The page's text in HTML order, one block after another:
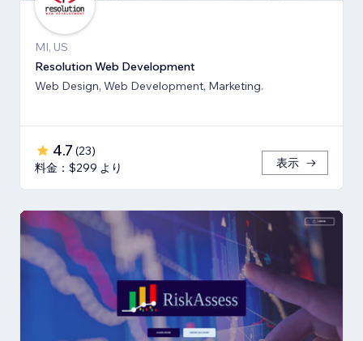
MI, US
Resolution Web Development
Web Design, Web Development, Marketing.
4.7 (23)
料金：$299 より
表示